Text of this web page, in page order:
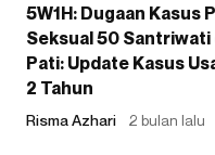
5W1H: Dugaan Kasus
Seksual 50
Pati: Update Kasus
2 Tahun
Risma Azhari 2 bulan lalu